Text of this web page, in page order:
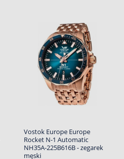
Vostok Europe Europe
Rocket N-1 Automatic
NH35A-225B616B - zegarek
męski